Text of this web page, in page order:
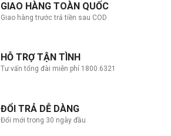
GIAO HÀNG TOÀN QUỐC
Giao hàng trước trả tiền sau COD
HỖ TRỢ TẬN TÌNH
Tư vấn tổng đài miễn phí 1800.6321
ĐỔI TRẢ DỄ DÀNG
Đổi mới trong 30 ngày đầu